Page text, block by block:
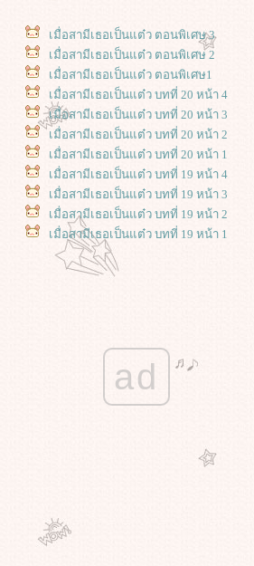
เมื่อสามีเธอเป็นแต๋ว ตอนพิเศษ 3
เมื่อสามีเธอเป็นแต๋ว ตอนพิเศษ 2
เมื่อสามีเธอเป็นแต๋ว ตอนพิเศษ1
เมื่อสามีเธอเป็นแต๋ว บทที่ 20 หน้า 4
เมื่อสามีเธอเป็นแต๋ว บทที่ 20 หน้า 3
เมื่อสามีเธอเป็นแต๋ว บทที่ 20 หน้า 2
เมื่อสามีเธอเป็นแต๋ว บทที่ 20 หน้า 1
เมื่อสามีเธอเป็นแต๋ว บทที่ 19 หน้า 4
เมื่อสามีเธอเป็นแต๋ว บทที่ 19 หน้า 3
เมื่อสามีเธอเป็นแต๋ว บทที่ 19 หน้า 2
เมื่อสามีเธอเป็นแต๋ว บทที่ 19 หน้า 1
เมื่อสามีเธอเป็นแต๋ว บทที่ 18 หน้า 5
เมื่อสามีเธอเป็นแต๋ว บทที่ 18 หน้า 4
เมื่อสามีเธอเป็นแต๋ว บทที่ 17 หน้า 4
เมื่อสามีเธอเป็นแต๋ว บทที่ 17 หน้า 3
เมื่อสามีเธอเป็นแต๋ว บทที่ 17 หน้า 2
เมื่อสามีเธอเป็นแต๋ว บทที่ 16 หน้า 3
เมื่อสามีเธอเป็นแต๋ว บทที่ 15 หน้า 2
ad